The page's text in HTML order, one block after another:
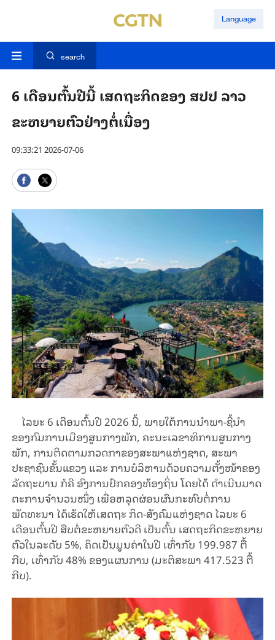
Language
search
6 ເດືອນຕົ້ນປີນີ້ ເສດຖະກິດຂອງ ສປປ ລາວ
ຂະຫຍາຍຕົວຢ່າງຕໍ່ເນື່ອງ
09:33:21 2026-07-06
ໄລຍະ 6 ເດືອນຕົ້ນປີ 2026 ນີ້, ພາຍໃຕ້ການນໍາພາ-ຊີ້ນໍາ
ຂອງກົມການເມືອງສູນກາງພັກ, ຄະນະເລຂາທິການສູນກາງ
ພັກ, ການຕິດຕາມກວດກາຂອງສະພາແຫ່ງຊາດ, ສະພາ
ປະຊາຊົນຂັ້ນແຂວງ ແລະ ການບໍລິຫານດ້ວຍຄວາມຕັ້ງໜ້າຂອງ
ລັດຖະບານ ກໍຄື ອົງການປົກຄອງທ້ອງຖິ່ນ ໂດຍໄດ້ ດໍາເນີນມາດ
ຕະການຈໍານວນໜຶ່ງ ເພື່ອຫລຸດຜ່ອນຜົນກະທົບຕໍ່ການ
ພັດທະນາ ໄດ້ເຮັດໃຫ້ເສດຖະ ກິດ-ສັງຄົມແຫ່ງຊາດ ໄລຍະ 6
ເດືອນຕົ້ນປີ ສືບຕໍ່ຂະຫຍາຍຕົວດີ ເປັນຕົ້ນ ເສດຖະກິດຂະຫຍາຍ
ຕົວໃນລະດັບ 5%, ຄິດເປັນມູນຄ່າໃນປີ ເທົ່າກັບ 199.987 ຕື້
ກີບ, ເທົ່າກັບ 48% ຂອງແຜນການ (ມະຕິສະພາ 417.523 ຕື້
ກີບ).